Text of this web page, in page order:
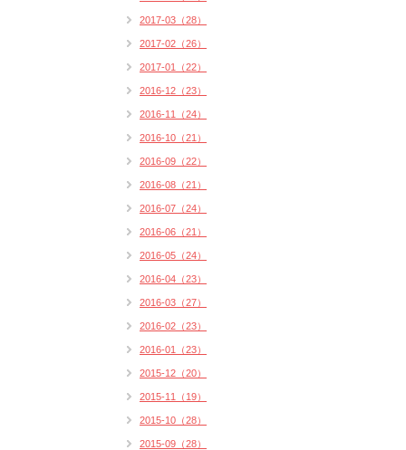
2017-03（28）
2017-02（26）
2017-01（22）
2016-12（23）
2016-11（24）
2016-10（21）
2016-09（22）
2016-08（21）
2016-07（24）
2016-06（21）
2016-05（24）
2016-04（23）
2016-03（27）
2016-02（23）
2016-01（23）
2015-12（20）
2015-11（19）
2015-10（28）
2015-09（28）